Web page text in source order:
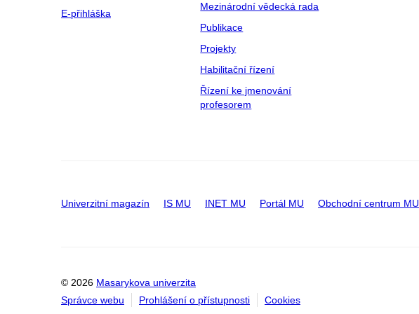
E-přihláška
Mezinárodní vědecká rada
Publikace
Projekty
Habilitační řízení
Řízení ke jmenování
profesorem
Univerzitní magazín IS MU INET MU Portál MU Obchodní centrum MU
© 2026 Masarykova univerzita
Správce webu
Prohlášení o přístupnosti Cookies